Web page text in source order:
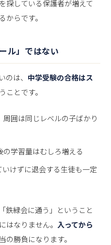
探している保護者が増えて
からです。
ル」ではない
のは、 中学受験の合格はス
ことです。
囲は同じレベルの子ばかり
学習量はむしろ増える
けずに退会する生徒も一定
鉄緑会に通う」ということ
はなりません。 入ってから
の勝負になります。